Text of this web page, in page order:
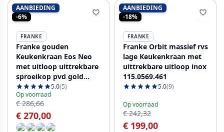
AANBIEDING
-6%
FRANKE
Franke gouden
Keukenkraan Eos Neo
met uitloop uittrekbare
sproeikop pvd gold
115.0681.244
5.0(5)
Op voorraad
€ 286,66
€ 270,00
AANBIEDING
-18%
FRANKE
Franke Orbit massief rvs
lage Keukenkraan met
uittrekbare uitloop inox
115.0569.461
5.0(9)
Op voorraad
€ 242,32
€ 199,00